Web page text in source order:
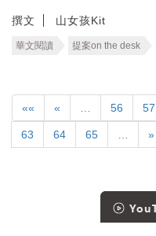
撰文 山女孩Kit
華文閱讀 提案on the desk
«« « 56 57
63 64 65 »